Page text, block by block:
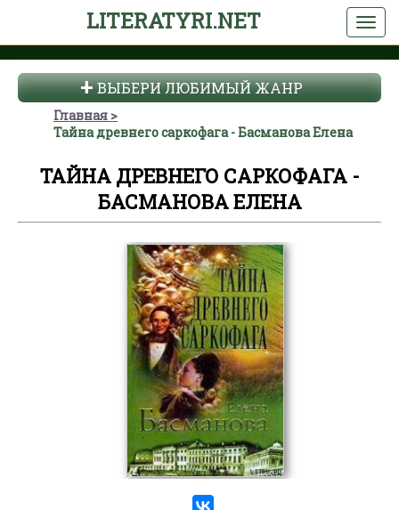
LITERATYRI.NET
ВЫБЕРИ ЛЮБИМЫЙ ЖАНР
Главная
Тайна древнего саркофага - Басманова Елена
ТАЙНА ДРЕВНЕГО САРКОФАГА -
БАСМАНОВА ЕЛЕНА